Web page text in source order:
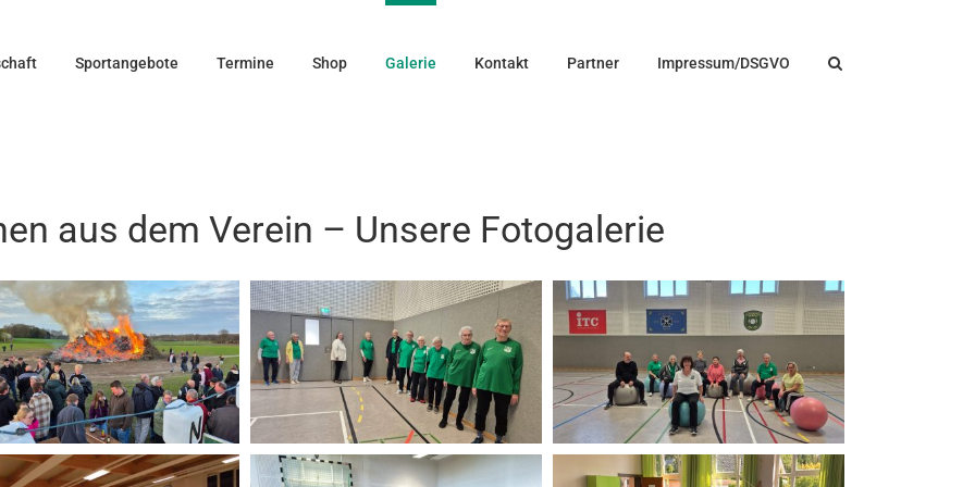
Sportangebote Termine Shop Galerie Kontakt Partner Impressum/DSGVO
aus dem Verein – Unsere Fotogalerie